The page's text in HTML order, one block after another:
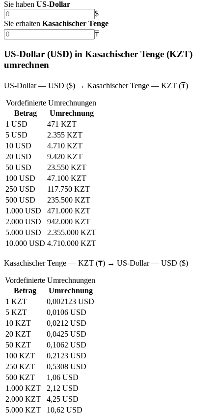
Sie haben US‑Dollar
$
Sie erhalten Kasachischer Tenge
₸
US‑Dollar (USD) in Kasachischer Tenge (KZT)
umrechnen
US‑Dollar — USD ($) → Kasachischer Tenge — KZT (₸)
Vordefinierte Umrechnungen
Betrag
Umrechnung
1 USD
471 KZT
5 USD
2.355 KZT
10 USD
4.710 KZT
20 USD
9.420 KZT
50 USD
23.550 KZT
100 USD
47.100 KZT
250 USD
117.750 KZT
500 USD
235.500 KZT
1.000 USD
471.000 KZT
2.000 USD
942.000 KZT
5.000 USD
2.355.000 KZT
10.000 USD 4.710.000 KZT
Kasachischer Tenge — KZT (₸) → US‑Dollar — USD ($)
Vordefinierte Umrechnungen
Betrag
Umrechnung
1 KZT
0,002123 USD
5 KZT
0,0106 USD
10 KZT
0,0212 USD
20 KZT
0,0425 USD
50 KZT
0,1062 USD
100 KZT
0,2123 USD
250 KZT
0,5308 USD
500 KZT
1,06 USD
1.000 KZT
2,12 USD
2.000 KZT
4,25 USD
5.000 KZT
10,62 USD